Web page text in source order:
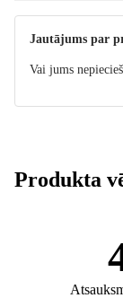
Jautājums par
Vai jums
Produkta